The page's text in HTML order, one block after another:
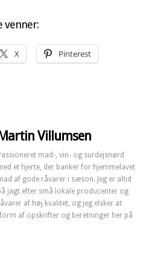
venner:
X Pinterest
Martin Villumsen
mad-, vin- og surdejsnørd
et hjerte, der banker for hjemmelavet
af gode råvarer i sæson. Jeg er altid
jagt efter små lokale producenter og
af høj kvalitet, og jeg elsker at
af opskrifter og beretninger her på